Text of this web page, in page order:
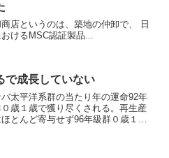
店というのは、築地の仲卸で、 日
けるMSC認証製品...
で成長していない
バ太平洋系群の当たり年の運命92年
歳１歳で獲り尽くされる。再生産
とんど寄与せず96年級群０歳１歳